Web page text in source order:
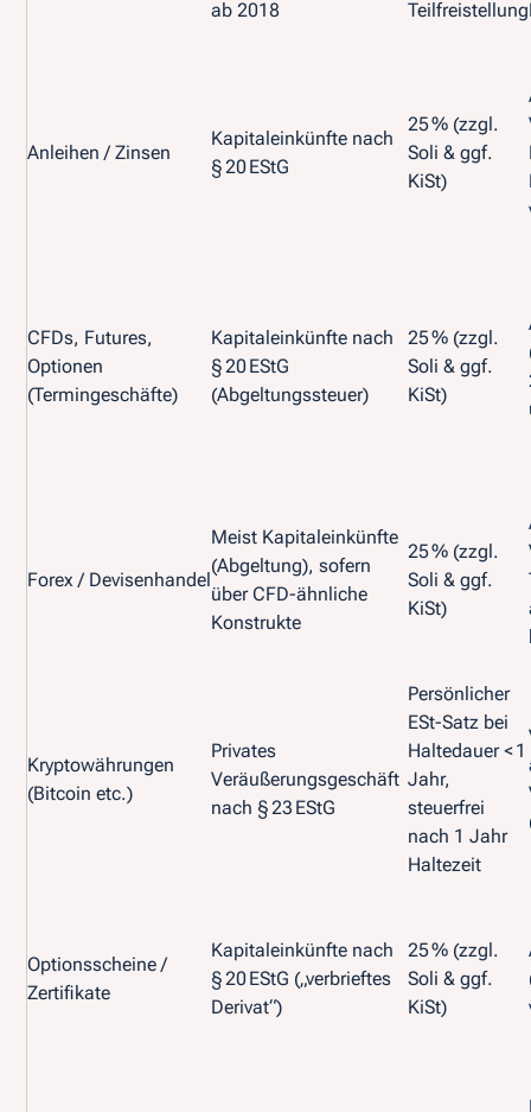
ab 2018
Teilfreistellung
Anleihen / Zinsen
Kapitaleinkünfte nach
§ 20 EStG
25 % (zzgl.
Soli & ggf.
KiSt)
CFDs, Futures,
Optionen
(Termingeschäfte)
Kapitaleinkünfte nach
§ 20 EStG
(Abgeltungssteuer)
25 % (zzgl.
Soli & ggf.
KiSt)
Forex / Devisenhandel
Meist Kapitaleinkünfte
(Abgeltung), sofern
über CFD-ähnliche
Konstrukte
25 % (zzgl.
Soli & ggf.
KiSt)
Kryptowährungen
(Bitcoin etc.)
Privates
Veräußerungsgeschäft
nach § 23 EStG
Persönlicher
ESt-Satz bei
Haltedauer < 1
Jahr,
steuerfrei
nach 1 Jahr
Haltezeit
Optionsscheine /
Zertifikate
Kapitaleinkünfte nach
§ 20 EStG („verbrieftes
Derivat“)
25 % (zzgl.
Soli & ggf.
KiSt)